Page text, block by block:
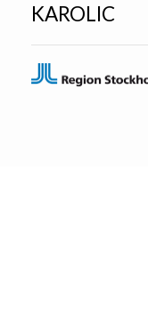
KAROLIC